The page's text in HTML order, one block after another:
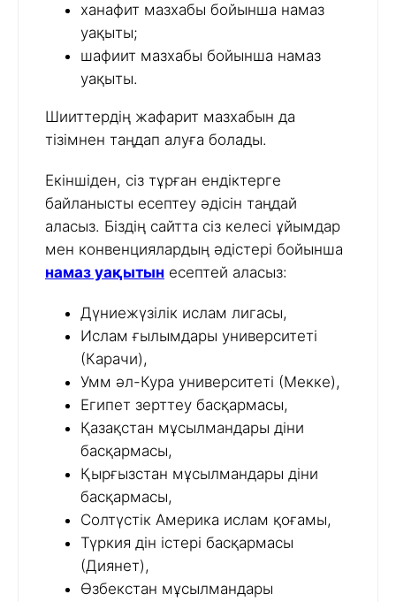
ханафит мазхабы бойынша намаз
уақыты;
шафиит мазхабы бойынша намаз
уақыты.
Шииттердің жафарит мазхабын да
тізімнен таңдап алуға болады.
Екіншіден, сіз тұрған ендіктерге
байланысты есептеу әдісін таңдай
аласыз. Біздің сайтта сіз келесі ұйымдар
мен конвенциялардың әдістері бойынша
намаз уақытын есептей аласыз:
Дүниежүзілік ислам лигасы,
Ислам ғылымдары университеті
(Карачи),
Умм әл-Кура университеті (Мекке),
Египет зерттеу басқармасы,
Қазақстан мұсылмандары діни
басқармасы,
Қырғызстан мұсылмандары діни
басқармасы,
Солтүстік Америка ислам қоғамы,
Түркия дін істері басқармасы
(Диянет),
Өзбекстан мұсылмандары